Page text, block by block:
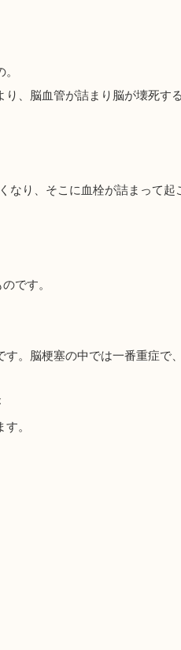
、脳血管が詰まり脳が壊死する
なり、そこに血栓が詰まって起
です。
。脳梗塞の中では一番重症で
。